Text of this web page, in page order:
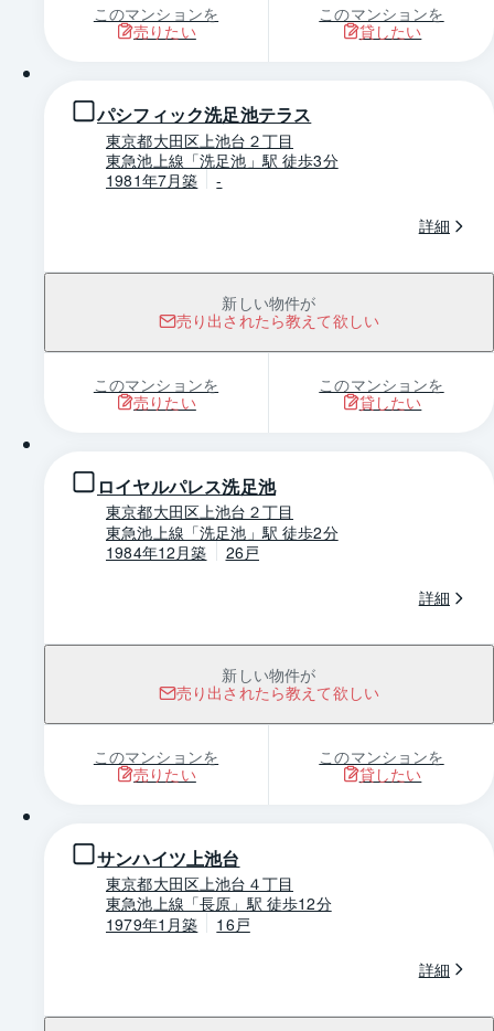
このマンションを
売りたい
このマンションを
貸したい
パシフィック洗足池テラス
東京都大田区上池台２丁目
東急池上線「洗足池」駅 徒歩3分
1981年7月築
-
詳細
新しい物件が
売り出されたら教えて欲しい
このマンションを
売りたい
このマンションを
貸したい
ロイヤルパレス洗足池
東京都大田区上池台２丁目
東急池上線「洗足池」駅 徒歩2分
1984年12月築
26戸
詳細
新しい物件が
売り出されたら教えて欲しい
このマンションを
売りたい
このマンションを
貸したい
サンハイツ上池台
東京都大田区上池台４丁目
東急池上線「長原」駅 徒歩12分
1979年1月築
16戸
詳細